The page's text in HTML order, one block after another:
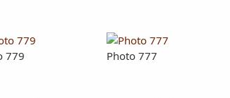
779 Photo 777